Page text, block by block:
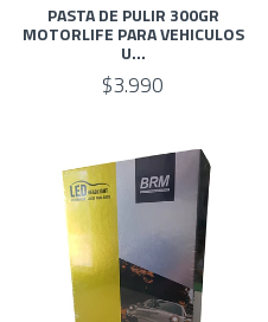
PASTA DE PULIR 300GR
MOTORLIFE PARA VEHICULOS
U...
$3.990